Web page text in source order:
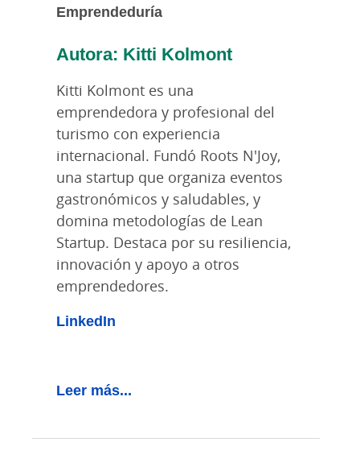
Emprendeduría
Autora: Kitti Kolmont
Kitti Kolmont es una
emprendedora y profesional del
turismo con experiencia
internacional. Fundó Roots N'Joy,
una startup que organiza eventos
gastronómicos y saludables, y
domina metodologías de Lean
Startup. Destaca por su resiliencia,
innovación y apoyo a otros
emprendedores.
LinkedIn
Leer más...